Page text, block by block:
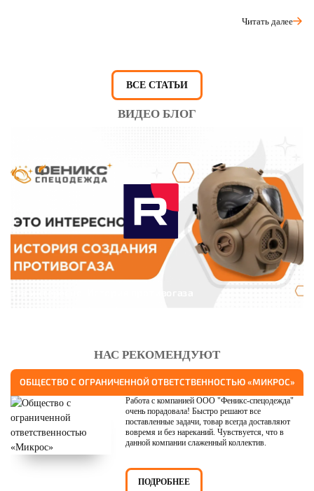
Читать далее
ВСЕ СТАТЬИ
ВИДЕО БЛОГ
НАС РЕКОМЕНДУЮТ
ОБЩЕСТВО С ОГРАНИЧЕННОЙ ОТВЕТСТВЕННОСТЬЮ «МИКРОС»
Работа с компанией ООО "Феникс-спецодежда"
очень порадовала! Быстро решают все
поставленные задачи, товар всегда доставляют
вовремя и без нареканий. Чувствуется, что в
данной компании слаженный коллектив.
ПОДРОБНЕЕ